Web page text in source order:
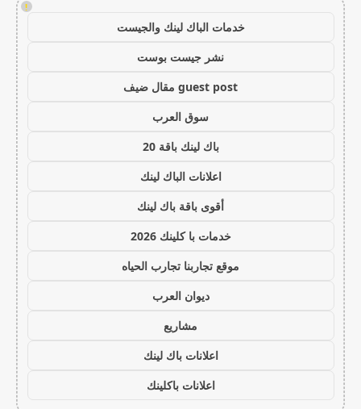
!
خدمات الباك لينك والجيست
نشر جيست بوست
guest post مقال ضيف
سوق العرب
باك لينك باقة 20
اعلانات الباك لينك
أقوى باقة باك لينك
خدمات با كلينك 2026
موقع تجاربنا تجارب الحياه
ديوان العرب
مشاريع
اعلانات باك لينك
اعلانات باكلينك